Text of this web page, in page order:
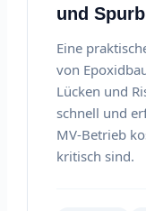
und
Eine
von
Lücken und
schnell und
MV-Betrieb
kritisch sind.